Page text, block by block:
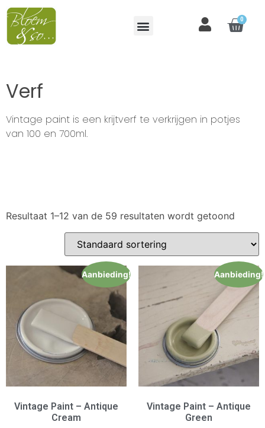
0
Verf
Vintage paint is een krijtverf te verkrijgen in potjes
van 100 en 700ml.
Resultaat 1–12 van de 59 resultaten wordt getoond
Aanbieding!
Vintage Paint – Antique
Cream
Aanbieding!
Vintage Paint – Antique
Green